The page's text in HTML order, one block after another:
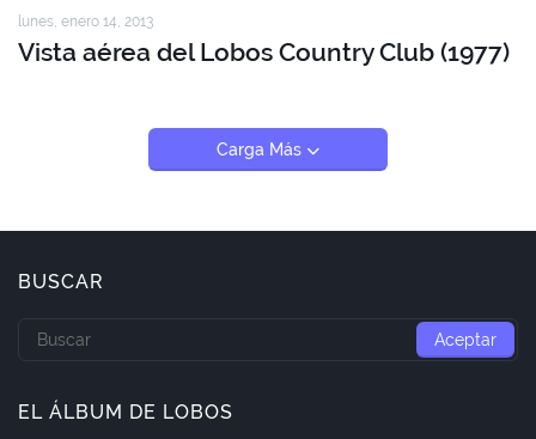
lunes, enero 14, 2013
Vista aérea del Lobos Country Club (1977)
Carga Más
BUSCAR
EL ÁLBUM DE LOBOS